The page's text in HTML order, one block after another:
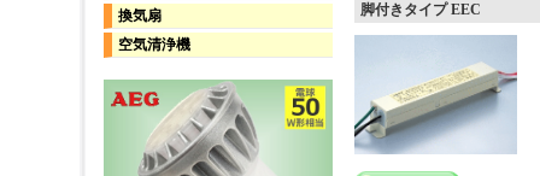
換気扇
空気清浄機
脚付きタイプ EEC